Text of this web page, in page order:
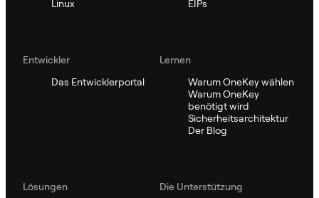
Linux
EIPs
Entwickler
Das Entwicklerportal
Lernen
Warum OneKey wählen
Warum OneKey
benötigt wird
Sicherheitsarchitektur
Der Blog
Lösungen
Die Unterstützung